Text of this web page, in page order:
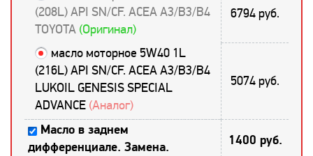
(208L) API SN/CF. ACEA A3/B3/B4
TOYOTA (Оригинал)
6794 руб.
масло моторное 5W40 1L
(216L) API SN/CF. ACEA A3/B3/B4
LUKOIL GENESIS SPECIAL
ADVANCE (Аналог)
5074 руб.
Масло в заднем
дифференциале. Замена.
1400 руб.